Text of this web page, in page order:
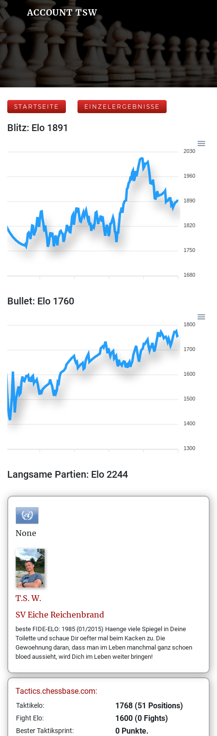
ACCOUNT TSW
STARTSEITE EINZELERGEBNISSE
Blitz: Elo 1891
2030
1960
1890
1820
1750
1680
Bullet: Elo 1760
1800
1700
1600
1500
1400
1300
Langsame Partien: Elo 2244
None
T.S. W.
SV Eiche Reichenbrand
beste FIDE-ELO: 1985 (01/2015) Haenge viele Spiegel in Deine
Toilette und schaue Dir oefter mal beim Kacken zu. Die
Gewoehnung daran, dass man im Leben manchmal ganz schoen
bloed aussieht, wird Dich im Leben weiter bringen!
Tactics.chessbase.com:
Taktikelo: 1768 (51 Positions)
Fight Elo: 1600 (0 Fights)
Bester Taktiksprint: 0 Punkte.